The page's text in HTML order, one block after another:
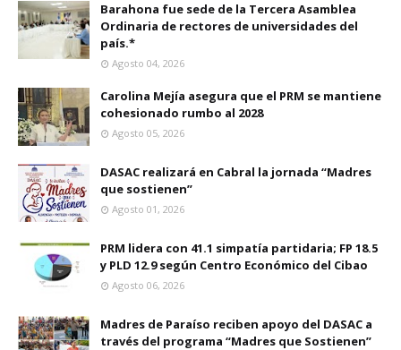
Barahona fue sede de la Tercera Asamblea
Ordinaria de rectores de universidades del
país.*
Agosto 04, 2026
Carolina Mejía asegura que el PRM se mantiene
cohesionado rumbo al 2028
Agosto 05, 2026
DASAC realizará en Cabral la jornada “Madres
que sostienen”
Agosto 01, 2026
PRM lidera con 41.1 simpatía partidaria; FP 18.5
y PLD 12.9 según Centro Económico del Cibao
Agosto 06, 2026
Madres de Paraíso reciben apoyo del DASAC a
través del programa “Madres que Sostienen”